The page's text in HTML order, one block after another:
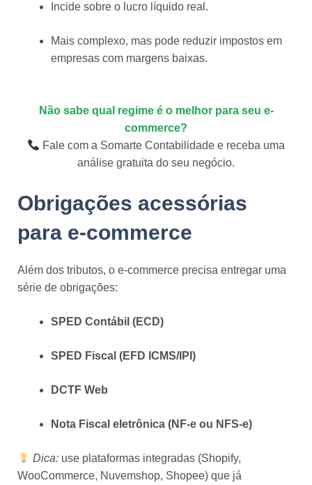
Incide sobre o lucro líquido real.
Mais complexo, mas pode reduzir impostos em
empresas com margens baixas.
Não sabe qual regime é o melhor para seu e-
commerce?
Fale com a Somarte Contabilidade e receba uma
análise gratuita do seu negócio.
Obrigações acessórias
para e-commerce
Além dos tributos, o e-commerce precisa entregar uma
série de obrigações:
SPED Contábil (ECD)
SPED Fiscal (EFD ICMS/IPI)
DCTF Web
Nota Fiscal eletrônica (NF-e ou NFS-e)
Dica: use plataformas integradas (Shopify,
WooCommerce, Nuvemshop, Shopee) que já